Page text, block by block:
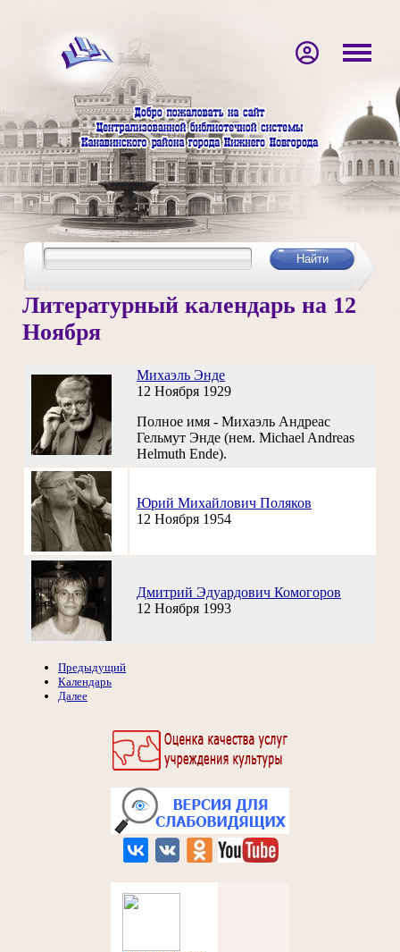
Литературный календарь на 12
Ноября
Михаэль Энде
12 Ноября 1929
Полное имя - Михаэль Андреас
Гельмут Энде (нем. Michael Andreas
Helmuth Ende).
Юрий Михайлович Поляков
12 Ноября 1954
Дмитрий Эдуардович Комогоров
12 Ноября 1993
Предыдущий
Календарь
Далее